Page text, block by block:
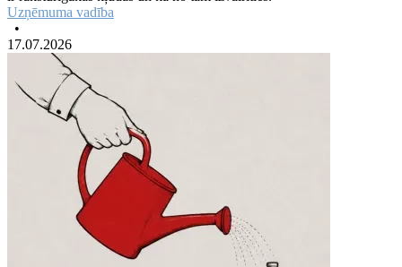
Uzņēmuma vadība
•
17.07.2026